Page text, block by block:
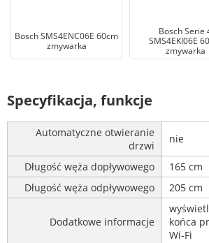
Bosch SMS4ENC06E 60cm
zmywarka
Bosch Serie
SMS4EKI06E
zmywarka
Specyfikacja, funkcje
Automatyczne otwieranie
drzwi
nie
Długość węża dopływowego
165 cm
Długość węża odpływowego
205 cm
Dodatkowe informacje
końca
Wi-Fi